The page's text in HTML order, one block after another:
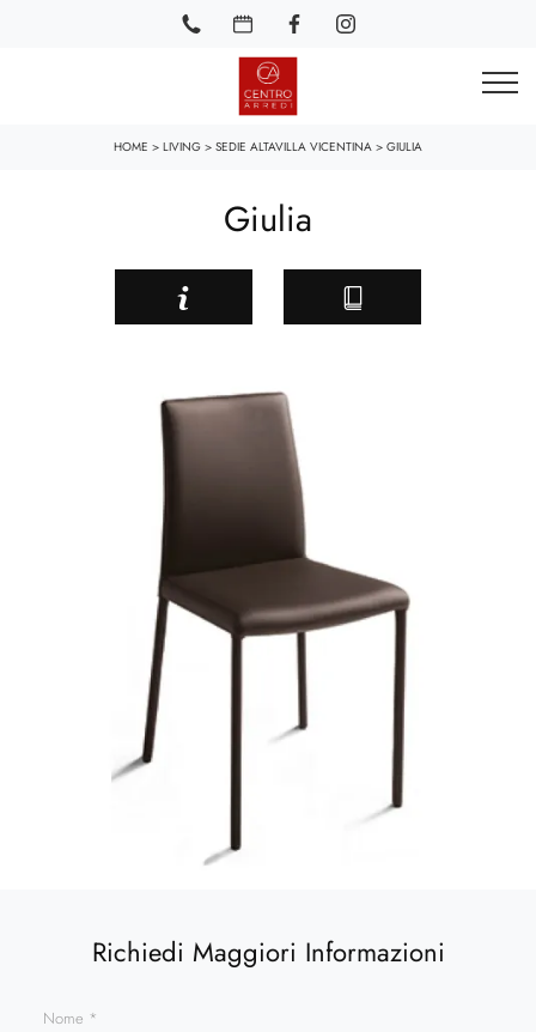
HOME > LIVING > SEDIE ALTAVILLA VICENTINA > GIULIA
Giulia
Richiedi Maggiori Informazioni